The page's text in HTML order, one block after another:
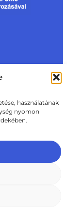
használatának
nyomon